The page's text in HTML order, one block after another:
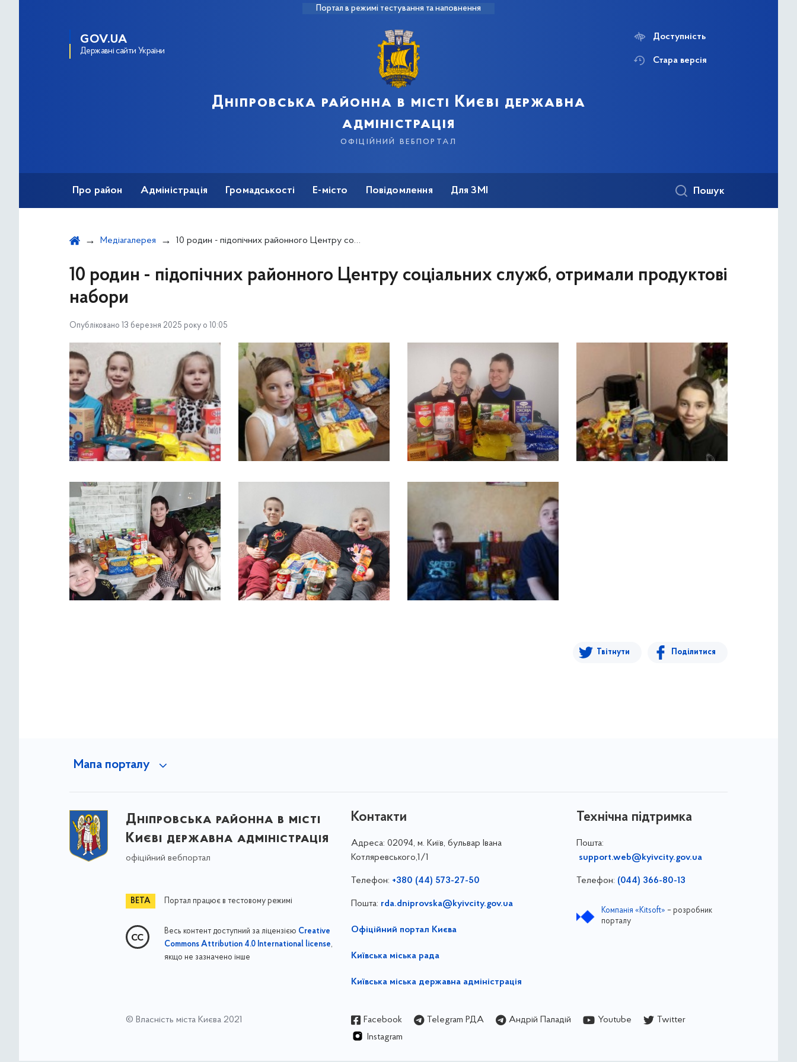
Портал в режимі тестування та наповнення
GOV.UA
Державні сайти України
Дніпровська районна в місті Києві державна
адміністрація
офіційний вебпортал
Доступність
Стара версія
Про район Адміністрація Громадськості Е-місто Повідомлення Для ЗМІ Пошук
Медіагалерея 10 родин - підопічних районного Центру соціальних служб, отримали продуктові набори
10 родин - підопічних районного Центру соціальних служб, отримали продуктові
набори
Опубліковано 13 березня 2025 року о 10:05
Твітнути Поділитися
Мапа порталу
Дніпровська районна в місті
Києві державна адміністрація
офіційний вебпортал
Портал працює в тестовому режимі
Весь контент доступний за ліцензією Creative
Commons Attribution 4.0 International license,
якщо не зазначено інше
Контакти
Адреса: 02094, м. Київ, бульвар Івана
Котляревського,1/1
Телефон: +380 (44) 573-27-50
Пошта: rda.dniprovska@kyivcity.gov.ua
Офіційний портал Києва
Київська міська рада
Київська міська державна адміністрація
Технічна підтримка
Пошта:
support.web@kyivcity.gov.ua
Телефон: (044) 366-80-13
Компанія «Kitsoft» – розробник
порталу
© Власність міста Києва 2021 Facebook Telegram РДА Андрій Паладій Youtube
Twitter
Instagram